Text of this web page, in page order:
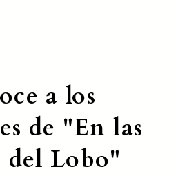
a los
de "En las
del Lobo"